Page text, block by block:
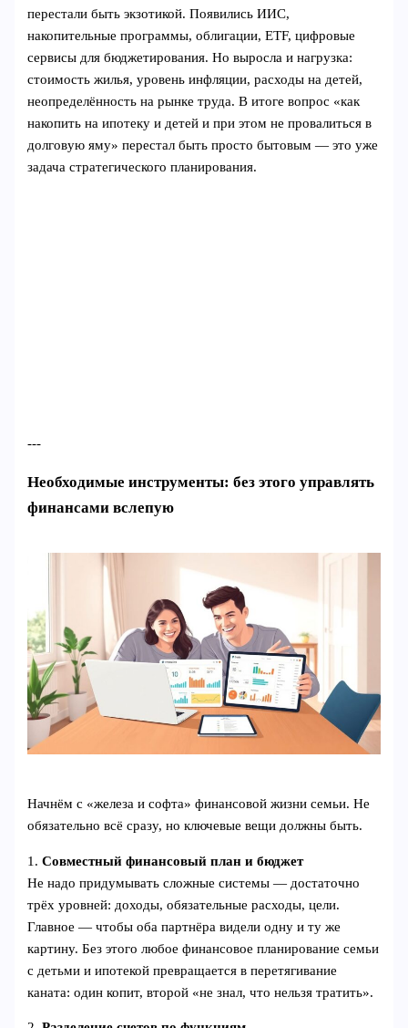
перестали быть экзотикой. Появились ИИС,
накопительные программы, облигации, ETF, цифровые
сервисы для бюджетирования. Но выросла и нагрузка:
стоимость жилья, уровень инфляции, расходы на детей,
неопределённость на рынке труда. В итоге вопрос «как
накопить на ипотеку и детей и при этом не провалиться в
долговую яму» перестал быть просто бытовым — это уже
задача стратегического планирования.
---
Необходимые инструменты: без этого управлять
финансами вслепую
Начнём с «железа и софта» финансовой жизни семьи. Не
обязательно всё сразу, но ключевые вещи должны быть.
1.Совместный финансовый план и бюджет
Не надо придумывать сложные системы — достаточно
трёх уровней: доходы, обязательные расходы, цели.
Главное — чтобы оба партнёра видели одну и ту же
картину. Без этого любое финансовое планирование семьи
с детьми и ипотекой превращается в перетягивание
каната: один копит, второй «не знал, что нельзя тратить».